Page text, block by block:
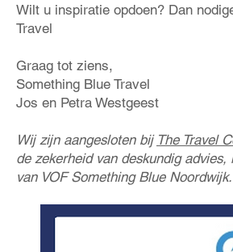
Wilt u inspiratie opdoen? Dan
Travel
Graag tot ziens,
Something Blue Travel
Jos en Petra Westgeest
Wij zijn aangesloten bij The Travel
de zekerheid van deskundig
van VOF Something Blue Noordwijk.